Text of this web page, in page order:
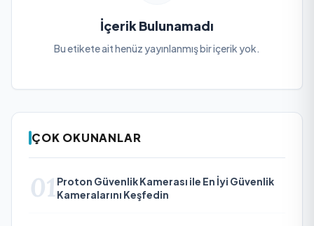
İçerik Bulunamadı
Bu etikete ait henüz yayınlanmış bir içerik yok.
ÇOK OKUNANLAR
01 Proton Güvenlik Kamerası ile En İyi Güvenlik
Kameralarını Keşfedin